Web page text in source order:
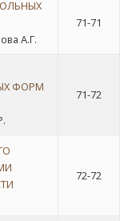
А.Г.
71-71
ФОРМ
71-72
72-72